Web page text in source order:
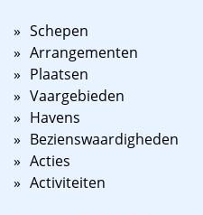
Schepen
Arrangementen
Plaatsen
Vaargebieden
Havens
Bezienswaardigheden
Acties
Activiteiten